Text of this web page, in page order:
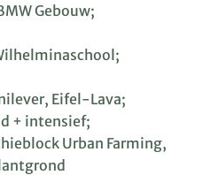
Gebouw;
Eifel-Lava;
+ intensief;
Urban Farming,